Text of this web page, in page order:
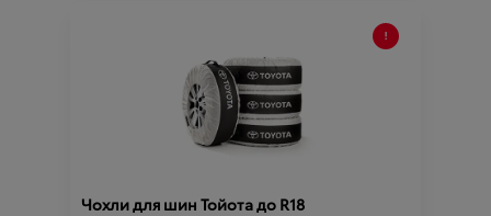
Чохли для шин Тойота до R18